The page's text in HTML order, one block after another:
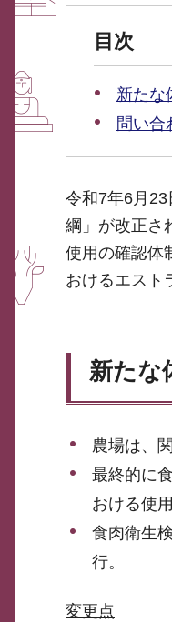
目次
新たな
問い合
令和7年6月
綱」が改正さ
使用の確認体
おけるエスト
新たな
農場は、
最終的に
おける使
食肉衛生
行。
変更点